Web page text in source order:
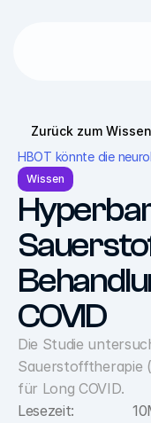
Zurück zum
HBOT könnte die
Wissen
COVID
Die Studie
Sauerstofftherapie
für Long COVID.
Lesezeit:
10